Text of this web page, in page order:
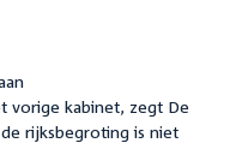
vorige kabinet, zegt De
rijksbegroting is niet